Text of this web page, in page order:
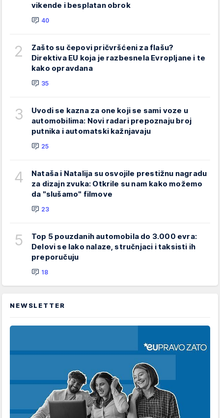
vikende i besplatan obrok
40
2
Zašto su čepovi pričvršćeni za flašu?
Direktiva EU koja je razbesnela Evropljane i te
kako opravdana
35
3
Uvodi se kazna za one koji se sami voze u
automobilima: Novi radari prepoznaju broj
putnika i automatski kažnjavaju
25
4
Nataša i Natalija su osvojile prestižnu nagradu
za dizajn zvuka: Otkrile su nam kako možemo
da "slušamo" filmove
23
5
Top 5 pouzdanih automobila do 3.000 evra:
Delovi se lako nalaze, stručnjaci i taksisti ih
preporučuju
18
NEWSLETTER